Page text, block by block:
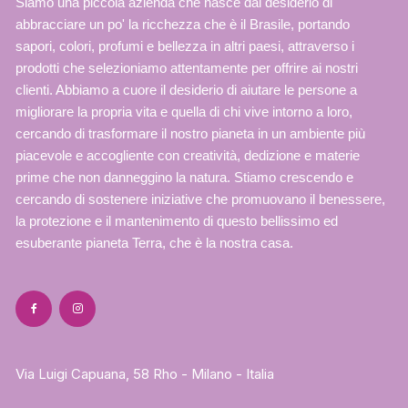
essere
scelte
pagina
del
prodotto
abbracciare un po' la ricchezza che è il Brasile, portando
sapori, colori, profumi e bellezza in altri paesi, attraverso i
prodotti che selezioniamo attentamente per offrire ai nostri
clienti. Abbiamo a cuore il desiderio di aiutare le persone a
migliorare la propria vita e quella di chi vive intorno a loro,
cercando di trasformare il nostro pianeta in un ambiente più
piacevole e accogliente con creatività, dedizione e materie
prime che non danneggino la natura. Stiamo crescendo e
cercando di sostenere iniziative che promuovano il benessere,
la protezione e il mantenimento di questo bellissimo ed
esuberante pianeta Terra, che è la nostra casa.
Via Luigi Capuana, 58 Rho - Milano - Italia